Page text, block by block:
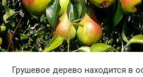
Грушевое дерево находится в